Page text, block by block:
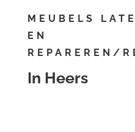
MEUBELS
EN
REPAREREN/
In Heers